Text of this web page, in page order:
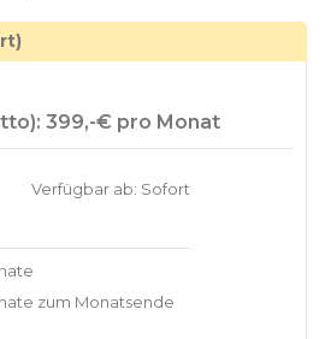
399,-€ pro Monat
Verfügbar ab: Sofort
zum Monatsende